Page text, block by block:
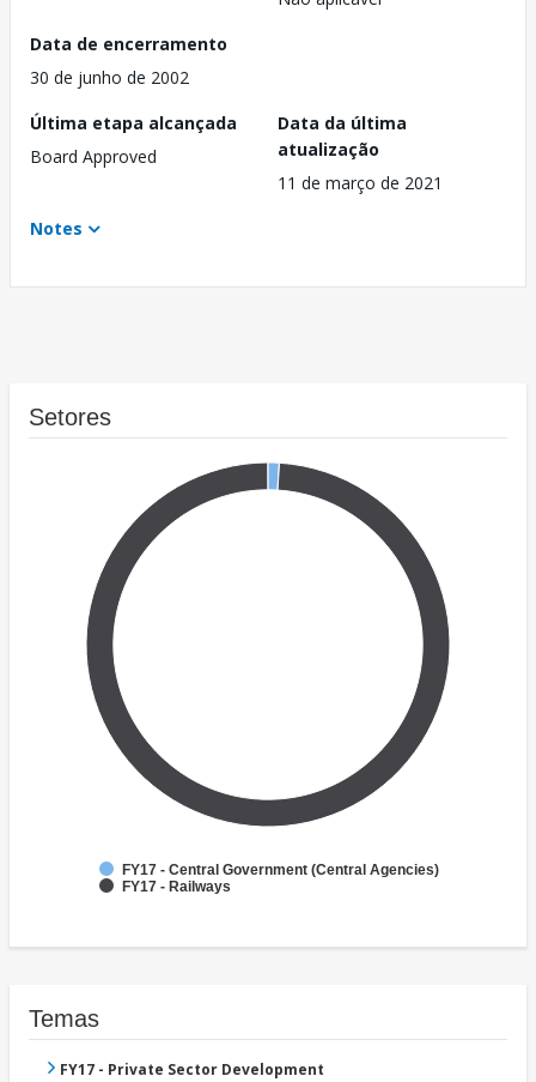
Data de encerramento
30 de junho de 2002
Última etapa alcançada
Board Approved
Data da última
atualização
11 de março de 2021
Notes
Setores
FY17 - Central Government (Central Agencies)
FY17 - Railways
Temas
FY17 - Private Sector Development